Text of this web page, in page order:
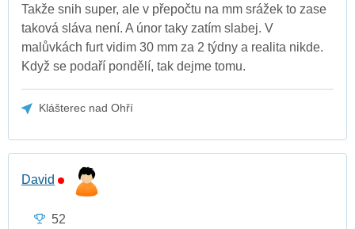
Takže snih super, ale v přepočtu na mm srážek to zase
taková sláva není. A únor taky zatím slabej. V
malůvkách furt vidim 30 mm za 2 týdny a realita nikde.
Když se podaří pondělí, tak dejme tomu.
Klášterec nad Ohří
David
52